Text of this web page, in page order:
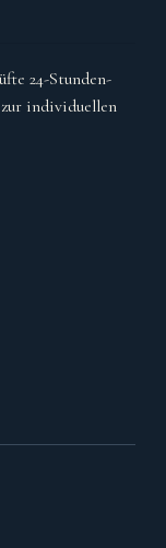
24-Stunden-
individuellen